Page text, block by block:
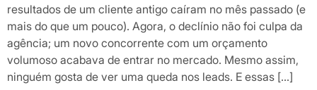
Como Funciona
resultados de um cliente antigo caíram no mês passado (e
mais do que um pouco). Agora, o declínio não foi culpa da
agência; um novo concorrente com um orçamento
volumoso acabava de entrar no mercado. Mesmo assim,
ninguém gosta de ver uma queda nos leads. E essas […]